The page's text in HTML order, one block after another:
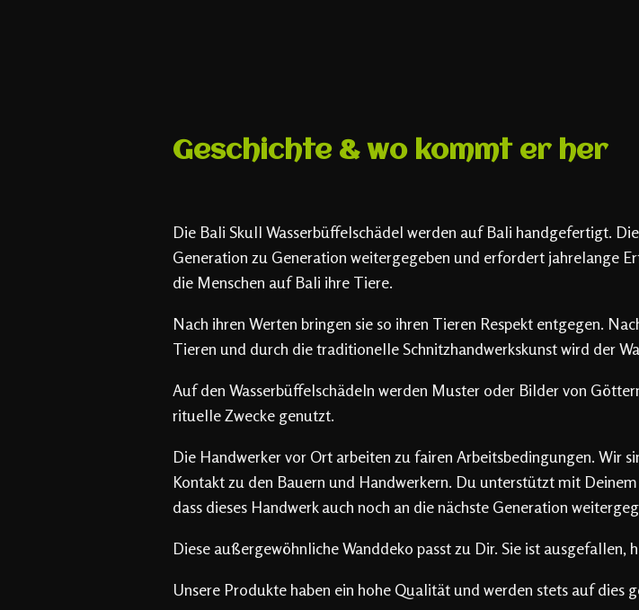
Geschichte & wo kommt er her
Die Bali Skull Wasserbüffelschädel werden auf Bali handgefertigt.
Generation zu Generation weitergegeben und erfordert jahrelange
die Menschen auf Bali ihre Tiere.
Nach ihren Werten bringen sie so ihren Tieren Respekt entgegen.
Tieren und durch die traditionelle Schnitzhandwerkskunst wird der
Auf den Wasserbüffelschädeln werden Muster oder Bilder von
rituelle Zwecke genutzt.
Die Handwerker vor Ort arbeiten zu fairen Arbeitsbedingungen. Wir
Kontakt zu den Bauern und Handwerkern. Du unterstützt mit
dass dieses Handwerk auch noch an die nächste Generation
Diese außergewöhnliche Wanddeko passt zu Dir. Sie ist ausgefallen,
Unsere Produkte haben ein hohe Qualität und werden stets auf dies